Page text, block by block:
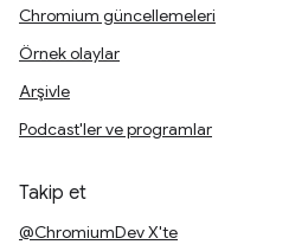
Chromium güncellemeleri
Örnek olaylar
Arşivle
Podcast'ler ve programlar
Takip et
@ChromiumDev X'te